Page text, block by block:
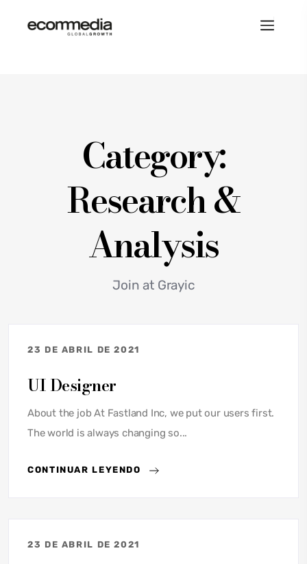
Category:
Research &
Analysis
Join at Grayic
23 DE ABRIL DE 2021
UI Designer
About the job At Fastland Inc, we put our users first.
The world is always changing so...
CONTINUAR LEYENDO
23 DE ABRIL DE 2021